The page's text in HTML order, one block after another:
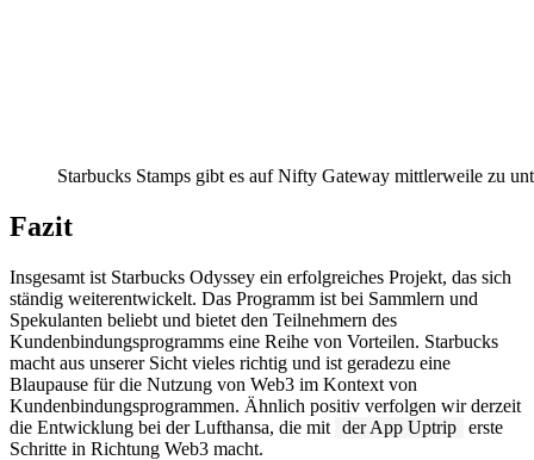
Starbucks Stamps gibt es auf Nifty Gateway mittlerweile zu
Fazit
Insgesamt ist Starbucks Odyssey ein erfolgreiches Projekt, das sich
ständig weiterentwickelt. Das Programm ist bei Sammlern und
Spekulanten beliebt und bietet den Teilnehmern des
Kundenbindungsprogramms eine Reihe von Vorteilen. Starbucks
macht aus unserer Sicht vieles richtig und ist geradezu eine
Blaupause für die Nutzung von Web3 im Kontext von
Kundenbindungsprogrammen. Ähnlich positiv verfolgen wir derzeit
die Entwicklung bei der Lufthansa, die mit der App Uptrip erste
Schritte in Richtung Web3 macht.